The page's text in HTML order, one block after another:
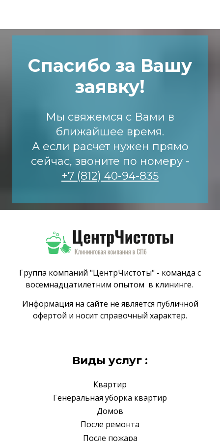
Спасибо за Вашу
заявку!
Мы свяжемся с Вами в
ближайшее время.
А если расчет нужен прямо
сейчас, звоните по номеру -
+7 (812) 40-94-835
Группа компаний "ЦентрЧистоты" - команда с
восемнадцатилетним опытом в клининге.
Информация на сайте не является публичной
офертой и носит справочный характер.
Виды услуг :
Квартир
Генеральная уборка квартир
Домов
После ремонта
После пожара